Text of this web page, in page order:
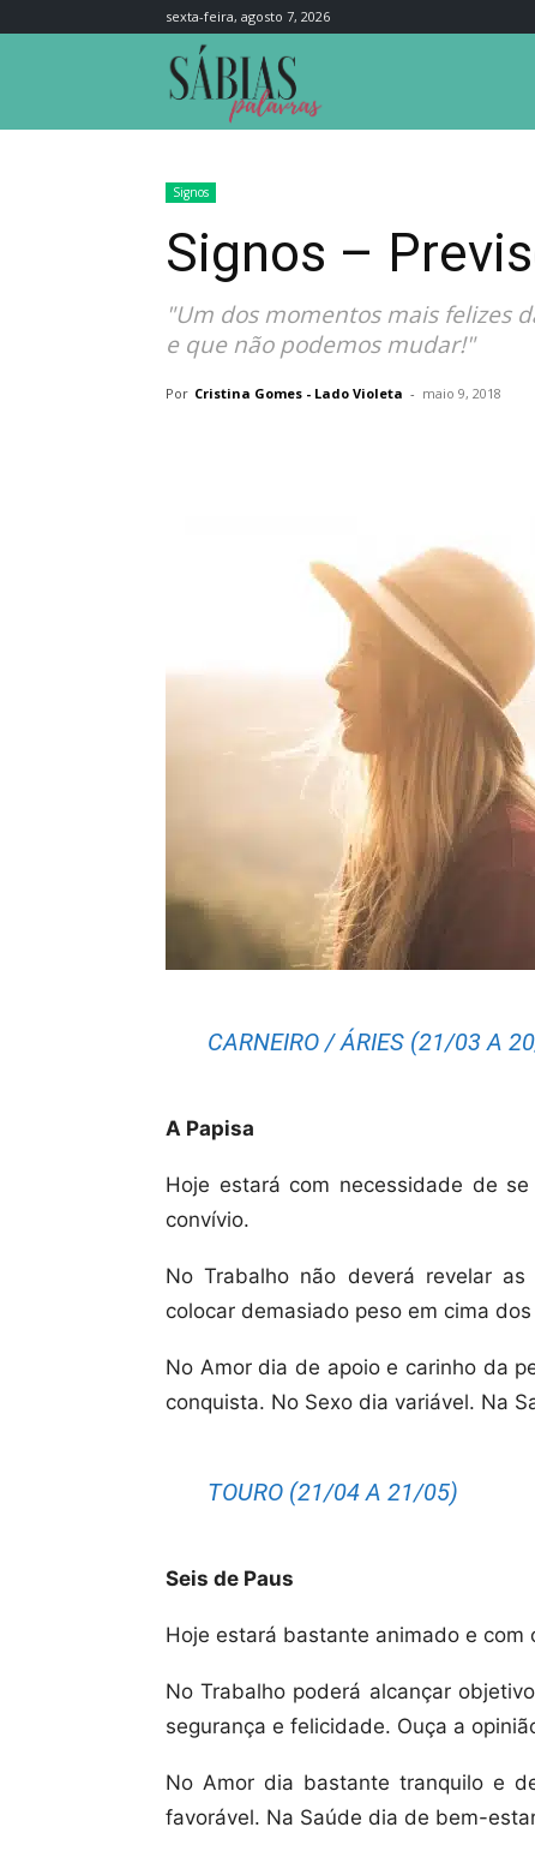
sexta-feira, agosto 7, 2026
Signos
Signos –
"Um dos momentos mais felizes
e que não podemos mudar!"
Por Cristina Gomes - Lado Violeta - maio 9, 2018
CARNEIRO / ÁRIES (21/03 A
A Papisa
Hoje estará com necessidade de
convívio.
No Trabalho não deverá revelar
colocar demasiado peso em cima
No Amor dia de apoio e carinho da
conquista. No Sexo dia variável. Na
TOURO (21/04 A 21/05)
Seis de Paus
Hoje estará bastante animado e
No Trabalho poderá alcançar
segurança e felicidade. Ouça a
No Amor dia bastante tranquilo e
favorável. Na Saúde dia de bem-